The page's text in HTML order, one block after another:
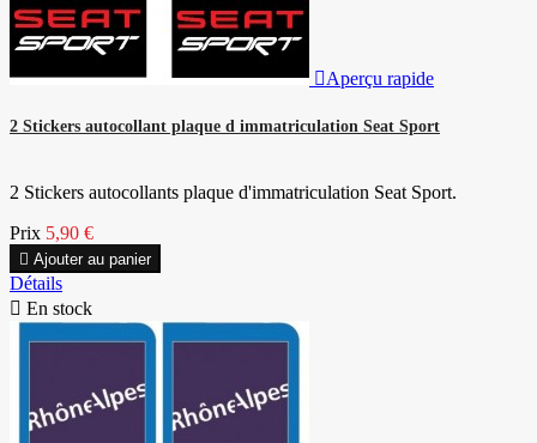
Aperçu rapide
2 Stickers autocollant plaque d immatriculation Seat Sport
2 Stickers autocollants plaque d'immatriculation Seat Sport.
Prix 5,90 €
 Ajouter au panier
Détails
 En stock